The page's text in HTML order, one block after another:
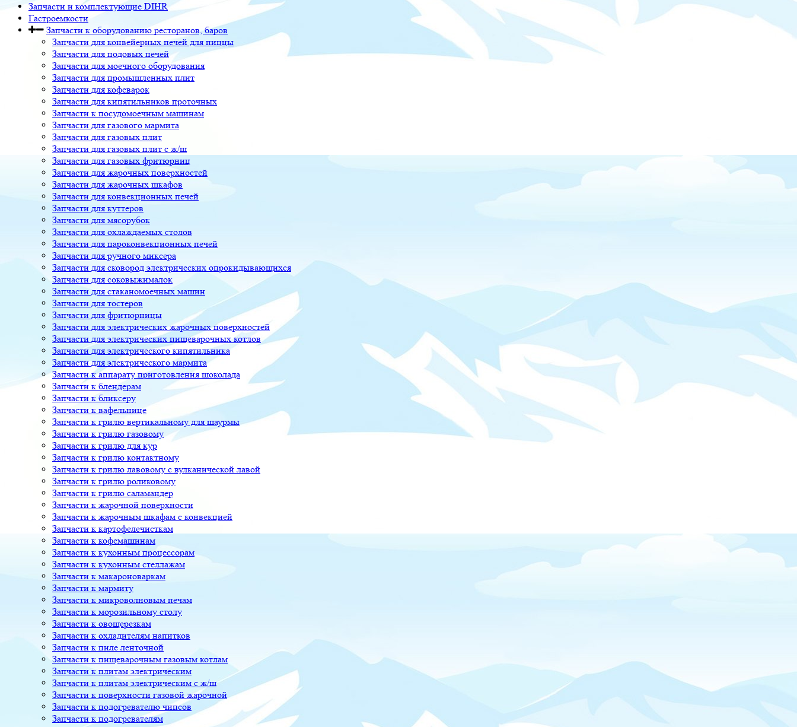
Запчасти и комплектующие DIHR
Гастроемкости
Запчасти к оборудованию ресторанов, баров
Запчасти для конвейерных печей для пиццы
Запчасти для подовых печей
Запчасти для моечного оборудования
Запчасти для промышленных плит
Запчасти для кофеварок
Запчасти для кипятильников проточных
Запчасти к посудомоечным машинам
Запчасти для газового мармита
Запчасти для газовых плит
Запчасти для газовых плит с ж/ш
Запчасти для газовых фритюрниц
Запчасти для жарочных поверхностей
Запчасти для жарочных шкафов
Запчасти для конвекционных печей
Запчасти для куттеров
Запчасти для мясорубок
Запчасти для охлаждаемых столов
Запчасти для пароконвекционных печей
Запчасти для ручного миксера
Запчасти для сковород электрических опрокидывающихся
Запчасти для соковыжималок
Запчасти для стаканомоечных машин
Запчасти для тостеров
Запчасти для фритюрницы
Запчасти для электрических жарочных поверхностей
Запчасти для электрических пищеварочных котлов
Запчасти для электрического кипятильника
Запчасти для электрического мармита
Запчасти к аппарату приготовления шоколада
Запчасти к блендерам
Запчасти к бликсеру
Запчасти к вафельнице
Запчасти к грилю вертикальному для шаурмы
Запчасти к грилю газовому
Запчасти к грилю для кур
Запчасти к грилю контактному
Запчасти к грилю лавовому с вулканической лавой
Запчасти к грилю роликовому
Запчасти к грилю саламандер
Запчасти к жарочной поверхности
Запчасти к жарочным шкафам с конвекцией
Запчасти к картофелечисткам
Запчасти к кофемашинам
Запчасти к кухонным процессорам
Запчасти к кухонным стеллажам
Запчасти к макароноваркам
Запчасти к мармиту
Запчасти к микроволновым печам
Запчасти к морозильному столу
Запчасти к овощерезкам
Запчасти к охладителям напитков
Запчасти к пиле ленточной
Запчасти к пищеварочным газовым котлам
Запчасти к плитам электрическим
Запчасти к плитам электрическим с ж/ш
Запчасти к поверхности газовой жарочной
Запчасти к подогревателю чипсов
Запчасти к подогревателям